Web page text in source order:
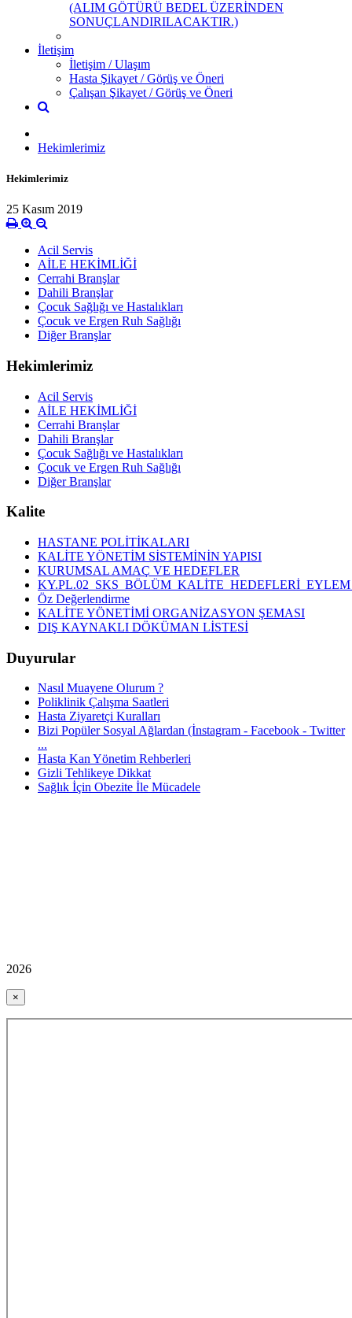
(ALIM GÖTÜRÜ BEDEL ÜZERİNDEN
SONUÇLANDIRILACAKTIR.)
İletişim
İletişim / Ulaşım
Hasta Şikayet / Görüş ve Öneri
Çalışan Şikayet / Görüş ve Öneri
Hekimlerimiz
Hekimlerimiz
25 Kasım 2019
Acil Servis
AİLE HEKİMLİĞİ
Cerrahi Branşlar
Dahili Branşlar
Çocuk Sağlığı ve Hastalıkları
Çocuk ve Ergen Ruh Sağlığı
Diğer Branşlar
Hekimlerimiz
Acil Servis
AİLE HEKİMLİĞİ
Cerrahi Branşlar
Dahili Branşlar
Çocuk Sağlığı ve Hastalıkları
Çocuk ve Ergen Ruh Sağlığı
Diğer Branşlar
Kalite
HASTANE POLİTİKALARI
KALİTE YÖNETİM SİSTEMİNİN YAPISI
KURUMSAL AMAÇ VE HEDEFLER
Öz Değerlendirme
KALİTE YÖNETİMİ ORGANİZASYON ŞEMASI
DIŞ KAYNAKLI DÖKÜMAN LİSTESİ
Duyurular
Nasıl Muayene Olurum ?
Poliklinik Çalışma Saatleri
Hasta Ziyaretçi Kuralları
Bizi Popüler Sosyal Ağlardan (İnstagram - Facebook - Twitter
...
Hasta Kan Yönetim Rehberleri
Gizli Tehlikeye Dikkat
Sağlık İçin Obezite İle Mücadele
2026
×